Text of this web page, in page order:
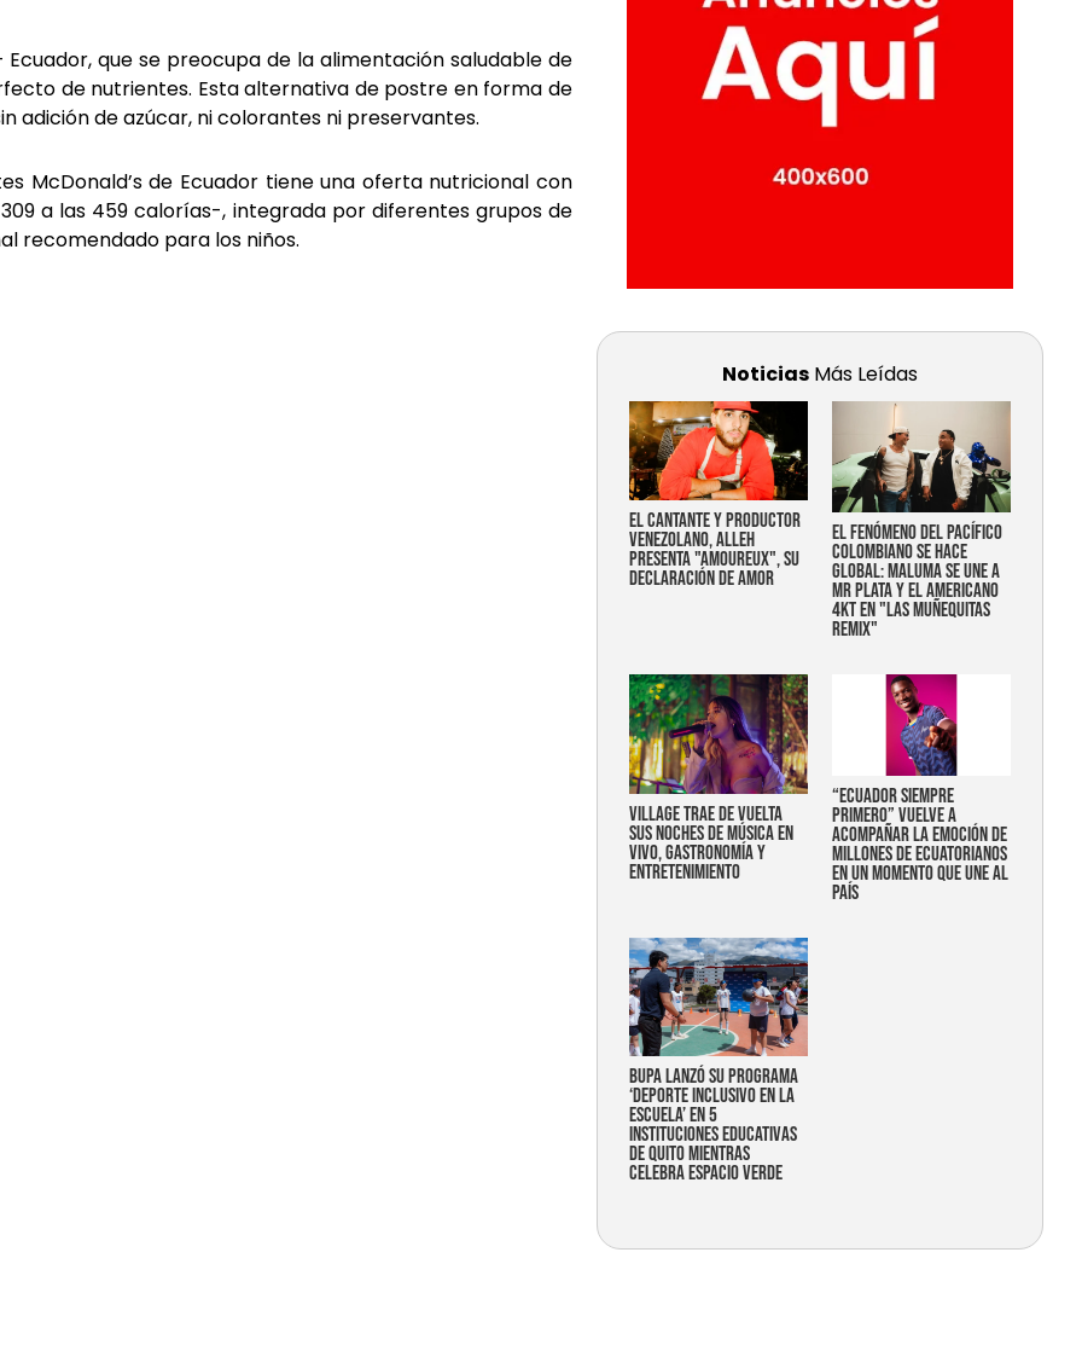
que se preocupa de la alimentación saludable de
de nutrientes. Esta alternativa de postre en forma de
adición de azúcar, ni colorantes ni preservantes.
McDonald’s de Ecuador tiene una oferta nutricional con
a las 459 calorías-, integrada por diferentes grupos de
recomendado para los niños.
Noticias Más Leídas
EL CANTANTE Y PRODUCTOR
VENEZOLANO, ALLEH
PRESENTA "AMOUREUX", SU
DECLARACIÓN DE AMOR
EL FENÓMENO DEL PACÍFICO
COLOMBIANO SE HACE
GLOBAL: MALUMA SE UNE A
MR PLATA Y EL AMERICANO
4KT EN "LAS MUÑEQUITAS
REMIX"
Village trae de vuelta
sus noches de música en
vivo, gastronomía y
entretenimiento
“Ecuador siempre
primero” vuelve a
acompañar la emoción de
millones de ecuatorianos
en un momento que une al
país
Bupa lanzó su programa
‘Deporte Inclusivo en la
Escuela’ en 5
instituciones educativas
de Quito mientras
celebra espacio verde